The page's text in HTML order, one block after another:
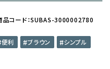
品コード：SUBAS-3000002780
便利 ブラウン
シンプル